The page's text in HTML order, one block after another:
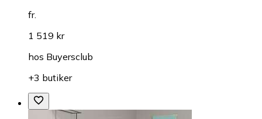
fr.
1 519 kr
hos Buyersclub
+3 butiker